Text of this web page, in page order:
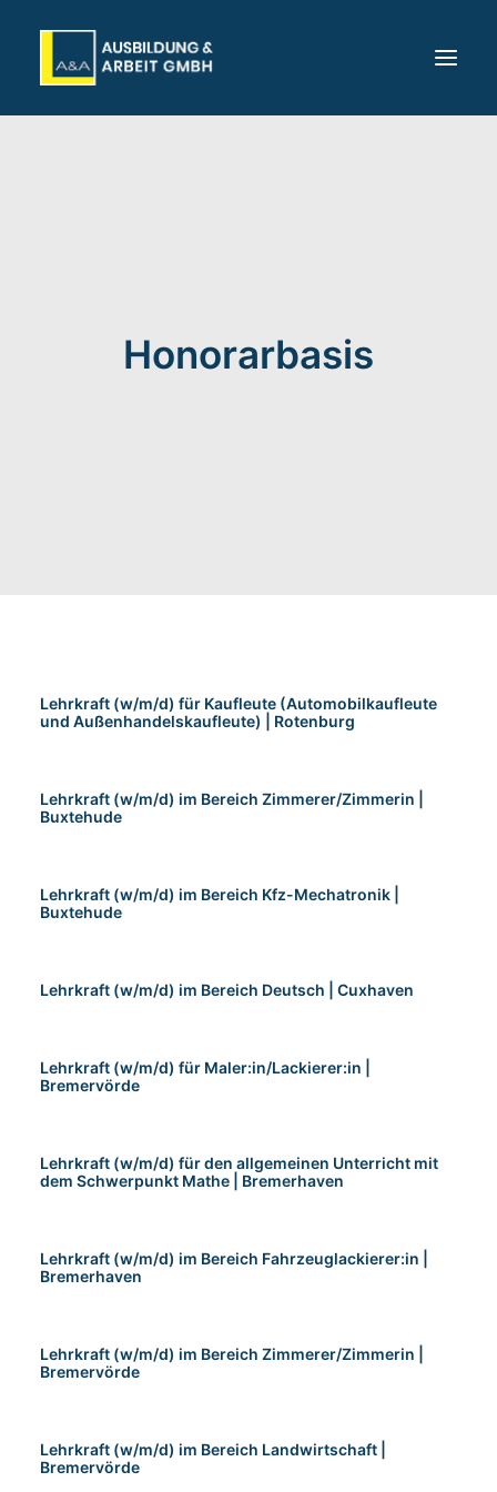
Für UnternehmenHonorarbasis
Lehrkraft (w/m/d) für Kaufleute (Automobilkaufleute
und Außenhandelskaufleute) | Rotenburg
Lehrkraft (w/m/d) im Bereich Zimmerer/Zimmerin |
Buxtehude
Lehrkraft (w/m/d) im Bereich Kfz-Mechatronik |
Buxtehude
Lehrkraft (w/m/d) im Bereich Deutsch | Cuxhaven
Lehrkraft (w/m/d) für Maler:in/Lackierer:in |
Bremervörde
Lehrkraft (w/m/d) für den allgemeinen Unterricht mit
dem Schwerpunkt Mathe | Bremerhaven
Lehrkraft (w/m/d) im Bereich Fahrzeuglackierer:in |
Bremerhaven
Lehrkraft (w/m/d) im Bereich Zimmerer/Zimmerin |
Bremervörde
Lehrkraft (w/m/d) im Bereich Landwirtschaft |
Bremervörde